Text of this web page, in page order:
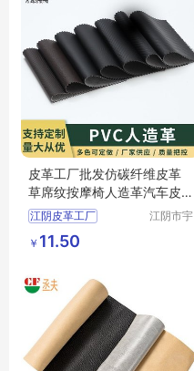
皮革工厂批发仿碳纤维皮革
草席纹按摩椅人造革汽车皮
革面料
江阴皮革工厂
江阴市宇
￥ 11.50